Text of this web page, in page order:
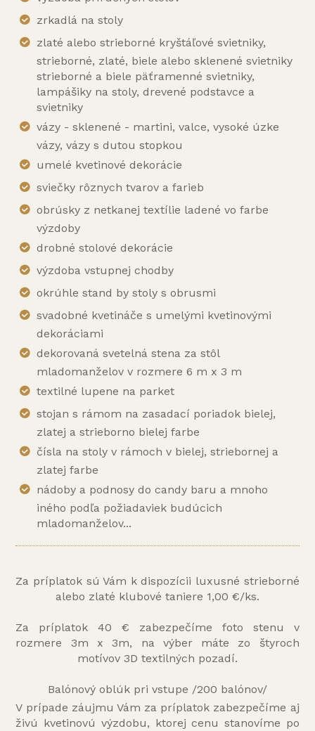
zrkadlá na stoly
zlaté alebo strieborné kryštáľové svietniky,
strieborné, zlaté, biele alebo sklenené svietniky
strieborné a biele päťramenné svietniky,
lampášiky na stoly, drevené podstavce a
svietniky
vázy - sklenené - martini, valce, vysoké úzke
vázy, vázy s dutou stopkou
umelé kvetinové dekorácie
sviečky rôznych tvarov a farieb
obrúsky z netkanej textílie ladené vo farbe
výzdoby
drobné stolové dekorácie
výzdoba vstupnej chodby
okrúhle stand by stoly s obrusmi
svadobné kvetináče s umelými kvetinovými
dekoráciami
dekorovaná svetelná stena za stôl
mladomanželov v rozmere 6 m x 3 m
textilné lupene na parket
stojan s rámom na zasadací poriadok bielej,
zlatej a strieborno bielej farbe
čísla na stoly v rámoch v bielej, striebornej a
zlatej farbe
nádoby a podnosy do candy baru a mnoho
iného podľa požiadaviek budúcich
mladomanželov...
Za príplatok sú Vám k dispozícii luxusné strieborné
alebo zlaté klubové taniere 1,00 €/ks.
Za príplatok 40 € zabezpečíme foto stenu v
rozmere 3m x 3m, na výber máte zo štyroch
motívov 3D textilných pozadí.
Balónový oblúk pri vstupe /200 balónov/
V prípade záujmu Vám za príplatok zabezpečíme aj
živú kvetinovú výzdobu, ktorej cenu stanovíme po